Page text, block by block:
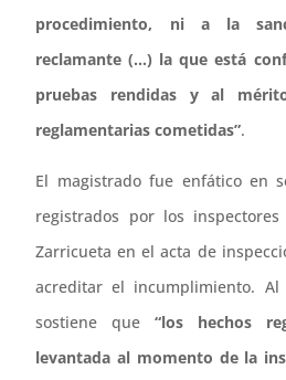
procedimiento, ni a la
reclamante (…) la que está
pruebas rendidas y al
reglamentarias cometidas”.
El magistrado fue enfático en
registrados por los
Zarricueta en el acta de
acreditar el incumplimiento. Al
sostiene que“los hechos
levantada al momento de la